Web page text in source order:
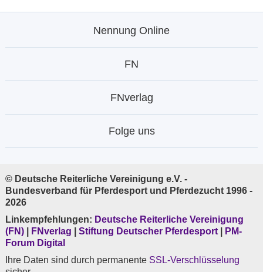
Nennung Online
FN
FNverlag
Folge uns
© Deutsche Reiterliche Vereinigung e.V. -
Bundesverband für Pferdesport und Pferdezucht 1996 -
2026
Linkempfehlungen: Deutsche Reiterliche Vereinigung
(FN)
FNverlag Stiftung Deutscher Pferdesport
PM-
Forum Digital
Ihre Daten sind durch permanente SSL-Verschlüsselung